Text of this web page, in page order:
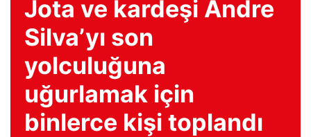
Jota ve kardeşi Andre
Silva’yı son
yolculuğuna
uğurlamak için
binlerce kişi toplandı